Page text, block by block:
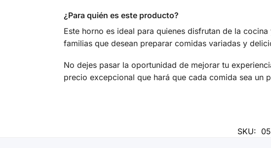
¿Para quién es este producto?
Este horno es ideal para quienes disfrutan de la
familias que desean preparar comidas variadas y
No dejes pasar la oportunidad de mejorar tu
precio excepcional que hará que cada comida sea un
SKU: